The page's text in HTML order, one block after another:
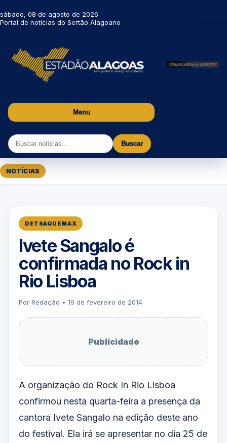
sábado, 08 de agosto de 2026
Portal de notícias do Sertão Alagoano
Menu
Buscar
NOTÍCIAS
DETSAQUEMAX
Ivete Sangalo é
confirmada no Rock in
Rio Lisboa
Por Redação • 19 de fevereiro de 2014
Publicidade
A organização do Rock In Rio Lisboa
confirmou nesta quarta-feira a presença da
cantora Ivete Sangalo na edição deste ano
do festival. Ela irá se apresentar no dia 25 de